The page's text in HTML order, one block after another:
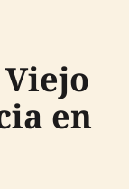
en